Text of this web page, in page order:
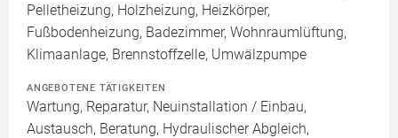
Pelletheizung, Holzheizung, Heizkörper,
Fußbodenheizung, Badezimmer, Wohnraumlüftung,
Klimaanlage, Brennstoffzelle, Umwälzpumpe
ANGEBOTENE TÄTIGKEITEN
Wartung, Reparatur, Neuinstallation / Einbau,
Austausch, Beratung, Hydraulischer Abgleich,